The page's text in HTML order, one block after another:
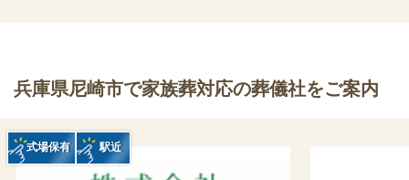
兵庫県尼崎市で家族葬対応の葬儀社をご案内
式場保有 駅近